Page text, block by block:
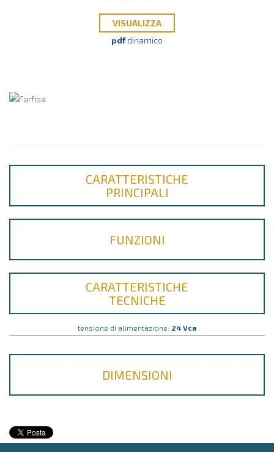
VISUALIZZA
pdfdinamico
CARATTERISTICHE
PRINCIPALI
FUNZIONI
CARATTERISTICHE
TECNICHE
tensione di alimentazione: 24 Vca
DIMENSIONI